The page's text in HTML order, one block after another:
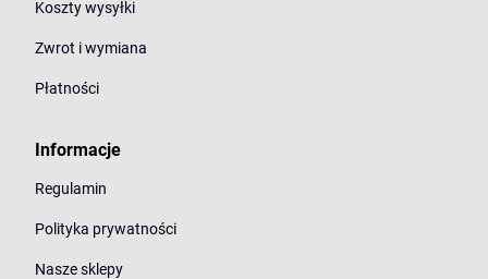
Koszty wysyłki
Zwrot i wymiana
Płatności
Informacje
Regulamin
Polityka prywatności
Nasze sklepy